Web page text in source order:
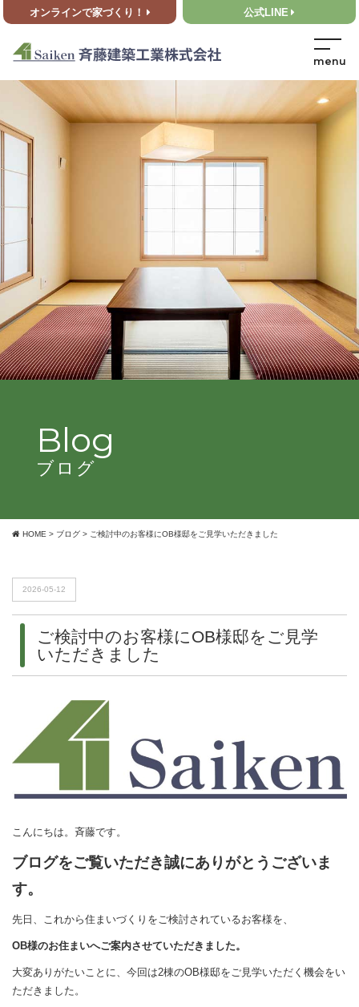
オンラインで家づくり！ 公式LINE
HOME>ブログ>ご検討中のお客様にOB様邸をご見学いただきました
Blog
ブログ
HOME > ブログ > ご検討中のお客様にOB様邸をご見学いただきました
2026-05-12
ご検討中のお客様にOB様邸をご見学
いただきました
こんにちは。斉藤です。
ブログをご覧いただき誠にありがとうございま
す。
先日、これから住まいづくりをご検討されているお客様を、
OB様のお住まいへご案内させていただきました。
大変ありがたいことに、今回は2棟のOB様邸をご見学いただく機会をい
ただきました。